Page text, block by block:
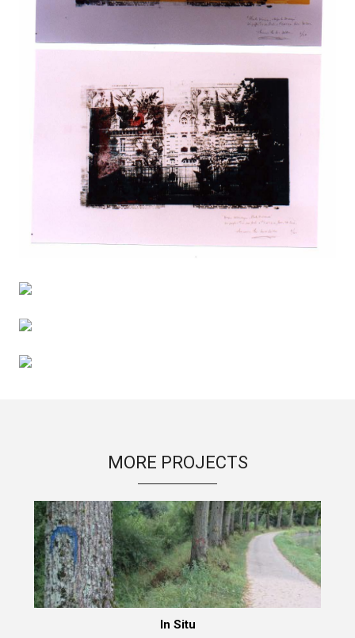
MORE PROJECTS
In Situ